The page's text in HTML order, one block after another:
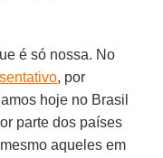
é só nossa. No
, por
hoje no Brasil
parte dos países
aqueles em